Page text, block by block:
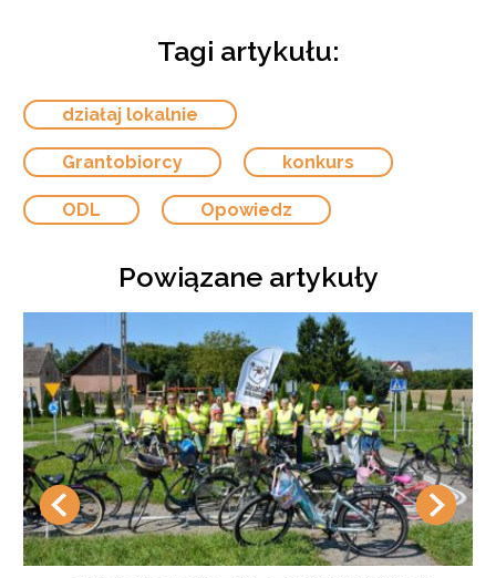
Tagi artykułu:
działaj lokalnie
Grantobiorcy konkurs
ODL Opowiedz
Powiązane artykuły